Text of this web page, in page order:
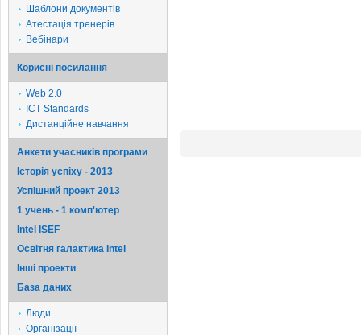
Шаблони документів
Атестація тренерів
Вебінари
Корисні посилання
Web 2.0
ICT Standards
Дистанційне навчання
Анкети учасників програми
Історія успіху - 2013
Успішний проект 2013
1 учень - 1 комп'ютер
Intel ISEF
Освітня галактика Intel
Iншi проекти
База даних
Люди
Організації